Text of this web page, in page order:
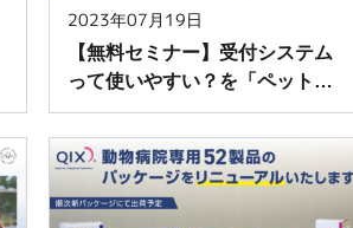
2023年07月19日
【無料セミナー】受付システム
って使いやすい？を「ペット
PASS」で体験！